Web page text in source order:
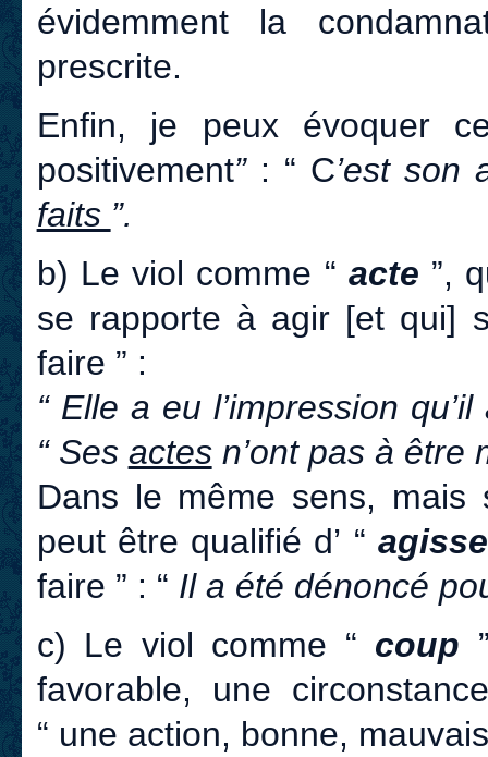
évidemment la
prescrite.
Enfin, je peux évoquer
positivement” : “ C’est
faits ”.
b) Le viol comme “ acte ”,
se rapporte à agir [et qui]
faire ” :
“ Elle a eu l’impression
“ Ses actesn’ont pas à être
Dans le même sens, mais
peut être qualifié d’ “
faire ” : “ Il a été dénoncé
c) Le viol comme “ coup
favorable, une
“ une action, bonne,